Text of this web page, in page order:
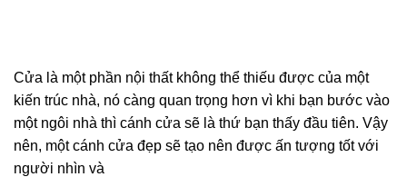
Cửa là một phần nội thất không thể thiếu được của một
kiến trúc nhà, nó càng quan trọng hơn vì khi bạn bước vào
một ngôi nhà thì cánh cửa sẽ là thứ bạn thấy đầu tiên. Vậy
nên, một cánh cửa đẹp sẽ tạo nên được ấn tượng tốt với
người nhìn và